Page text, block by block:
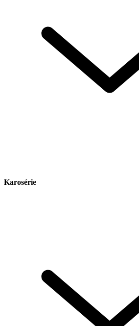
Karosérie